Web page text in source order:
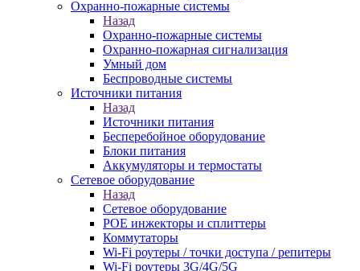
Охранно-пожарные системы
Назад
Охранно-пожарные системы
Охранно-пожарная сигнализация
Умный дом
Беспроводные системы
Источники питания
Назад
Источники питания
Бесперебойное оборудование
Блоки питания
Аккумуляторы и термостаты
Сетевое оборудование
Назад
Сетевое оборудование
POE инжекторы и сплиттеры
Коммутаторы
Wi-Fi роутеры / точки доступа / репитеры
Wi-Fi роутеры 3G/4G/5G